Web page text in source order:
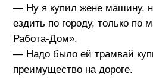
— Ну я купил жене машину,
ездить по городу, только по
Работа-Дом».
— Надо было ей трамвай
преимущество на дороге.